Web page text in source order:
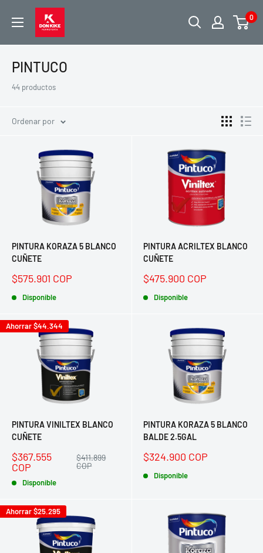
directamente
FERRETERIA
DON
KIKE
0
PINTUCO
44 productos
Ordenar por
PINTURA KORAZA 5 BLANCO
CUÑETE
Precio
venta
$575.901 COP
Disponible
PINTURA ACRILTEX BLANCO
CUÑETE
Precio
venta
$475.900 COP
Disponible
Ahorrar$44.344
PINTURA VINILTEX BLANCO
CUÑETE
Precio
de
venta
$367.555
COP
Precio
habitual
$411.899
COP
Disponible
PINTURA KORAZA 5 BLANCO
BALDE 2.5GAL
Precio
venta
$324.900 COP
Disponible
Ahorrar$25.295